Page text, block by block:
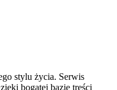
stylu życia. Serwis
bogatej bazie treści